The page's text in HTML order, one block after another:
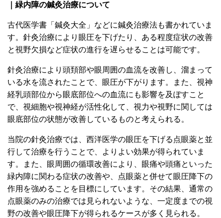
｜緑内障の鍼灸治療について
古代医学書「鍼灸大全」などに鍼灸治療法も書かれていま
す。針灸治療により眼圧を下げたり、ある程度症状の改善
と視野欠損など症状の進行を遅らせることは可能です。
針灸治療により頭頚部や眼周囲の血流を改善し、溜まって
いる水を流されたことで、
眼圧が下がります。また、 視神
経乳頭部位から眼底部位への血流にも影響を及ぼすこと
で、視細胞や視神経が活性化して、視力や視野に関しては
眼底部位の状態が改善しているものと考えられる。
当院の針灸治療では、西洋医学の眼圧を下げる点眼薬と並
行して治療を行うことで、よりよい効果が得られていま
す。また、眼周囲の循環改善により、眼痛や頭痛といった
緑内障に関わる症状の改善や、点眼薬と併せて眼圧降下の
作用を強めることを目標にしています。その結果、通常の
点眼薬のみの治療では見られないような、一定度までの視
野の改善や眼圧降下が得られるケースが多く見られる。